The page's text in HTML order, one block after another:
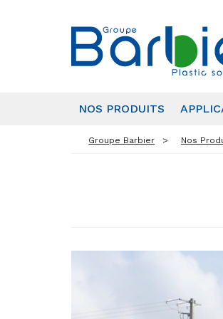
NOS PRODUITS
Groupe Barbier Nos